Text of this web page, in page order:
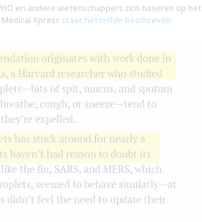
en andere wetenschappers zich baseren op het
Xpress staat hetzelfde beschreven.